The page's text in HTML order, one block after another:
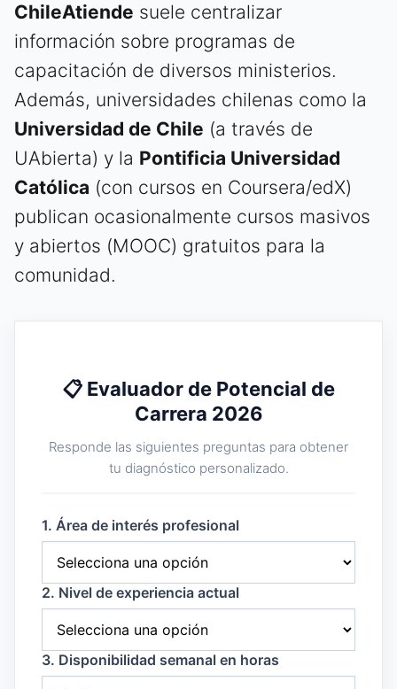
ChileAtiende suele centralizar
información sobre programas de
capacitación de diversos ministerios.
Además, universidades chilenas como la
Universidad de Chile (a través de
UAbierta) y la Pontificia Universidad
Católica (con cursos en Coursera/edX)
publican ocasionalmente cursos masivos
y abiertos (MOOC) gratuitos para la
comunidad.
📋 Evaluador de Potencial de
Carrera 2026
Responde las siguientes preguntas para obtener
tu diagnóstico personalizado.
1. Área de interés profesional
2. Nivel de experiencia actual
3. Disponibilidad semanal en horas